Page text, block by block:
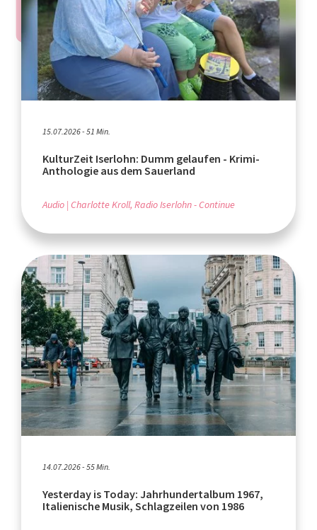
15.07.2026 - 51 Min.
KulturZeit Iserlohn: Dumm gelaufen - Krimi-
Anthologie aus dem Sauerland
Audio Charlotte Kroll, Radio Iserlohn - Continue
14.07.2026 - 55 Min.
Yesterday is Today: Jahrhundertalbum 1967,
Italienische Musik, Schlagzeilen von 1986